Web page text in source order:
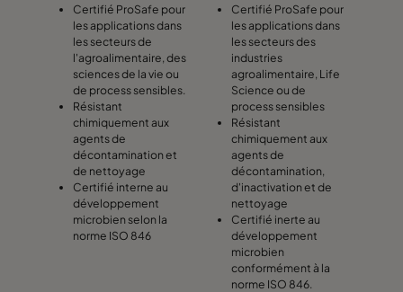
0160 287x287x370-5 ePM1 60% F7
0170 592x490x370-10 ePM1 70%
0185 592x592x640-10 ePM1 85%
0185 490x592x640-8 ePM1 85%
0185 287x592x640-5 ePM1 85%
ePM1 85% F9
Certifié ProSafe pour
les applications dans
les secteurs de
l'agroalimentaire, des
sciences de la vie ou
de process sensibles.
Résistant
chimiquement aux
agents de
décontamination et
de nettoyage
Certifié interne au
développement
microbien selon la
norme ISO 846
Certifié ProSafe pour
les applications dans
les secteurs des
industries
agroalimentaire, Life
Science ou de
process sensibles
Résistant
chimiquement aux
agents de
décontamination,
d'inactivation et de
nettoyage
Certifié inerte au
développement
microbien
conformément à la
norme ISO 846.